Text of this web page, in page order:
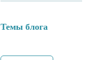
Темы блога